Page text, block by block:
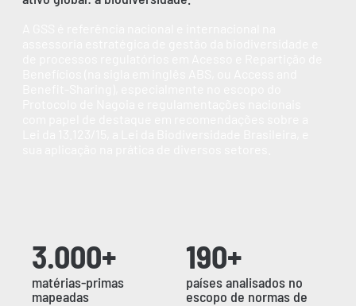
3.000+
matérias-primas
mapeadas
190+
países analisados no
escopo de normas de